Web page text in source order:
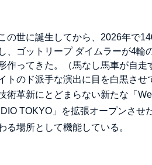
の世に誕生してから、2026年で
、ゴットリープ ダイムラーが4
作ってきた。（馬なし馬車が自
トのド派手な演出に目を白黒させ
術革新にとどまらない新たな「
TOKYO」を拡張オープンさ
る場所として機能している。